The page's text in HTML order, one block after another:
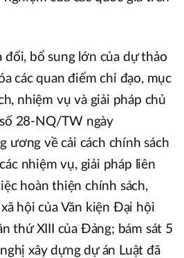
đổi, bổ sung lớn của dự thảo
các quan điểm chỉ đạo, mục
nhiệm vụ và giải pháp chủ
28-NQ/TW ngày
ương về cải cách chính sách
nhiệm vụ, giải pháp liên
hoàn thiện chính sách,
hội của Văn kiện Đại hội
thứ XIII của Đảng; bám sát 5
xây dựng dự án Luật đã